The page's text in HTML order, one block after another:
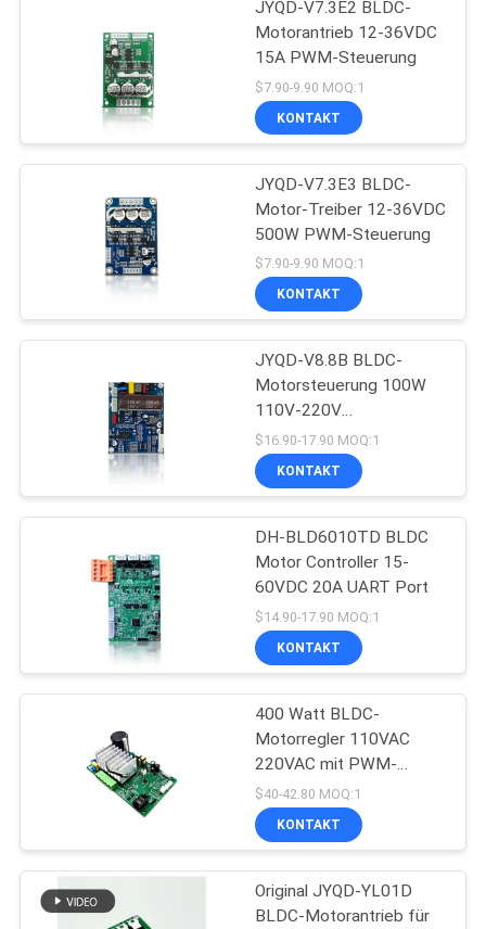
KONTAKT
NACHRICHTEN
REFERENZEN
DATENSCHUTZRICHTLINIE
3 Phase bldc
Lokführer
24
Automobilwasser-
Pumpe
Zentrifugaler Fan
BLDC
24
BLDC-Wasser-
Pumpe
JYQD-V7.3E2 BLDC-
Motorantrieb 12-36VDC
15A PWM-Steuerung
$7.90-9.90 MOQ:1
KONTAKT
JYQD-V7.3E3 BLDC-
Motor-Treiber 12-36VDC
500W PWM-Steuerung
$7.90-9.90 MOQ:1
KONTAKT
JYQD-V8.8B BLDC-
Motorsteuerung 100W
110V-220V
Wechselstrom-Eingang
$16.90-17.90 MOQ:1
KONTAKT
DH-BLD6010TD BLDC
Motor Controller 15-
60VDC 20A UART Port
$14.90-17.90 MOQ:1
KONTAKT
400 Watt BLDC-
Motorregler 110VAC
220VAC mit PWM-
Geschwindigkeitsregelung
$40-42.80 MOQ:1
KONTAKT
Original JYQD-YL01D
BLDC-Motorantrieb für